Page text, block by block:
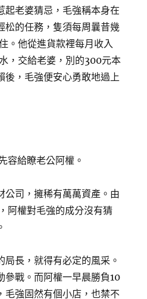
起老婆猜忌，毛強稱本身在
松的任務，隻須每周曩昔幾
。他從進貨款裡每月收入
，交給老婆，別的300元本
後，毛強便安心勇敢地過上
容給瞭老公阿權。
公司，擁稀有萬萬資產。由
阿權對毛強的成分沒有猜
長，就得有必定的風采。
參戰。而阿權一早晨勝負10
毛強固然有個小店，也禁不